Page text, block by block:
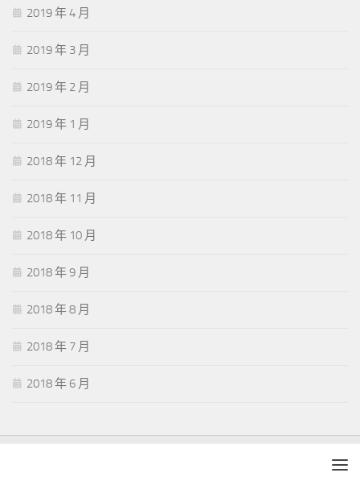
2019 年 4 月
2019 年 3 月
2019 年 2 月
2019 年 1 月
2018 年 12 月
2018 年 11 月
2018 年 10 月
2018 年 9 月
2018 年 8 月
2018 年 7 月
2018 年 6 月